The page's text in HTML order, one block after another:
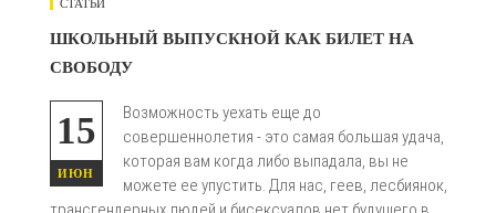
СТАТЬИ
ШКОЛЬНЫЙ ВЫПУСКНОЙ КАК БИЛЕТ НА
СВОБОДУ
15
ИЮН
Возможность уехать еще до
совершеннолетия - это самая большая удача,
которая вам когда либо выпадала, вы не
можете ее упустить. Для нас, геев, лесбиянок,